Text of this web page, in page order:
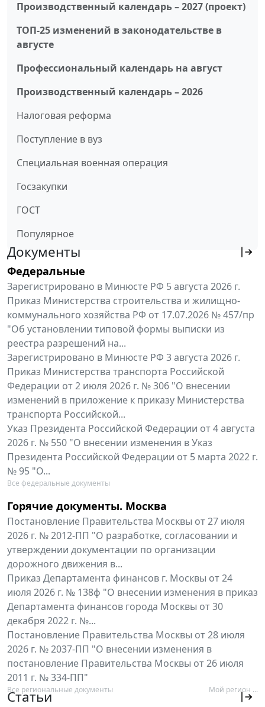
Производственный календарь – 2027 (проект)
ТОП-25 изменений в законодательстве в
августе
Профессиональный календарь на август
Производственный календарь – 2026
Налоговая реформа
Поступление в вуз
Специальная военная операция
Госзакупки
ГОСТ
Популярное
Документы
Федеральные
Зарегистрировано в Минюсте РФ 5 августа 2026 г.
Приказ Министерства строительства и жилищно-
коммунального хозяйства РФ от 17.07.2026 № 457/пр
"Об установлении типовой формы выписки из
реестра разрешений на...
Зарегистрировано в Минюсте РФ 3 августа 2026 г.
Приказ Министерства транспорта Российской
Федерации от 2 июля 2026 г. № 306 "О внесении
изменений в приложение к приказу Министерства
транспорта Российской...
Указ Президента Российской Федерации от 4 августа
2026 г. № 550 "О внесении изменения в Указ
Президента Российской Федерации от 5 марта 2022 г.
№ 95 "О...
Все федеральные документы
Горячие документы. Москва
Постановление Правительства Москвы от 27 июля
2026 г. № 2012-ПП "О разработке, согласовании и
утверждении документации по организации
дорожного движения в...
Приказ Департамента финансов г. Москвы от 24
июля 2026 г. № 138ф "О внесении изменения в приказ
Департамента финансов города Москвы от 30
декабря 2022 г. №...
Постановление Правительства Москвы от 28 июля
2026 г. № 2037-ПП "О внесении изменения в
постановление Правительства Москвы от 26 июля
2011 г. № 334-ПП"
Все региональные документы Мой регион ...
Статьи